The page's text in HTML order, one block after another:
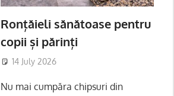
Ronțăieli sănătoase pentru
copii și părinți
14 July 2026
Nu mai cumpăra chipsuri din